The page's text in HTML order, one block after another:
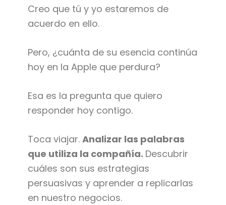
Creo que tú y yo estaremos de
acuerdo en ello.
Pero, ¿cuánta de su esencia continúa
hoy en la Apple que perdura?
Esa es la pregunta que quiero
responder hoy contigo.
Toca viajar. Analizar las palabras
que utiliza la compañía. Descubrir
cuáles son sus estrategias
persuasivas y aprender a replicarlas
en nuestro negocios.